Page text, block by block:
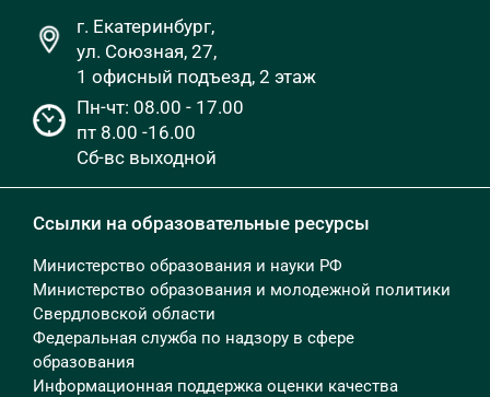
г. Екатеринбург,
ул. Союзная, 27,
1 офисный подъезд, 2 этаж
Пн-чт: 08.00 - 17.00
пт 8.00 -16.00
Сб-вс выходной
Ссылки на образовательные ресурсы
Министерство образования и науки РФ
Министерство образования и молодежной политики
Свердловской области
Федеральная служба по надзору в сфере
образования
Информационная поддержка оценки качества